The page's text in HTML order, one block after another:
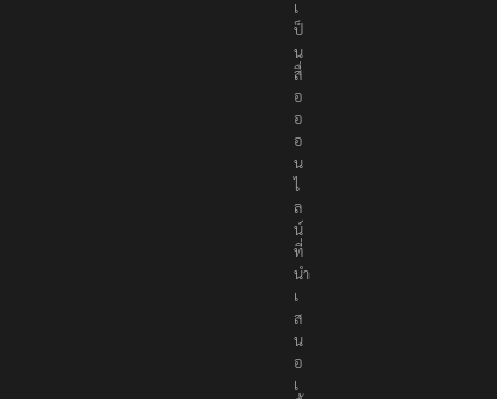
r
s
เ
ป็
น
สื่
อ
อ
อ
น
ไ
ล
น์
ที่
นำ
เ
ส
น